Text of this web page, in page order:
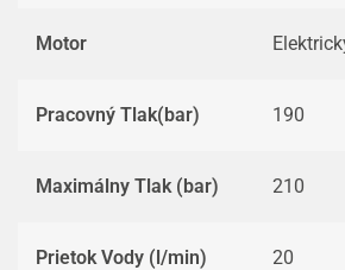
Motor
Pracovný Tlak(bar) 190
Maximálny Tlak (bar) 210
Prietok Vody (l/min) 20